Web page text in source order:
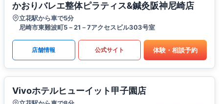
かおりバレエ整体ピラティス&鍼灸阪神尼崎店
立花駅から車で5分
尼崎市東難波町5－21－7アクセスビル303号室
店舗情報 公式サイト 体験・相談予約
Vivoホテルヒューイット甲子園店